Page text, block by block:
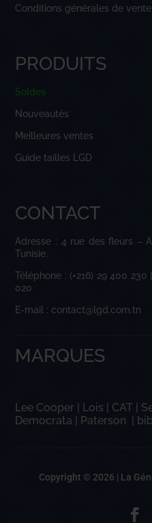
Conditions générales de vente
PRODUITS
Soldes
Nouveautés
Meilleures ventes
Guide tailles LGD
CONTACT
Adresse : 4 rue des fleurs –
Tunisie.
Téléphone : (+216) 29 400 230 |
020
E-mail : contact@lgd.com.tn
MARQUES
Lee Cooper | Lois | CAT |
Democrata | Paterson |
Copyright © 2026 | La